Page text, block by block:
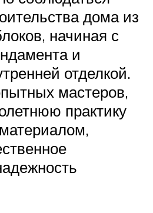
дома из
начиная с
и
отделкой.
мастеров,
практику